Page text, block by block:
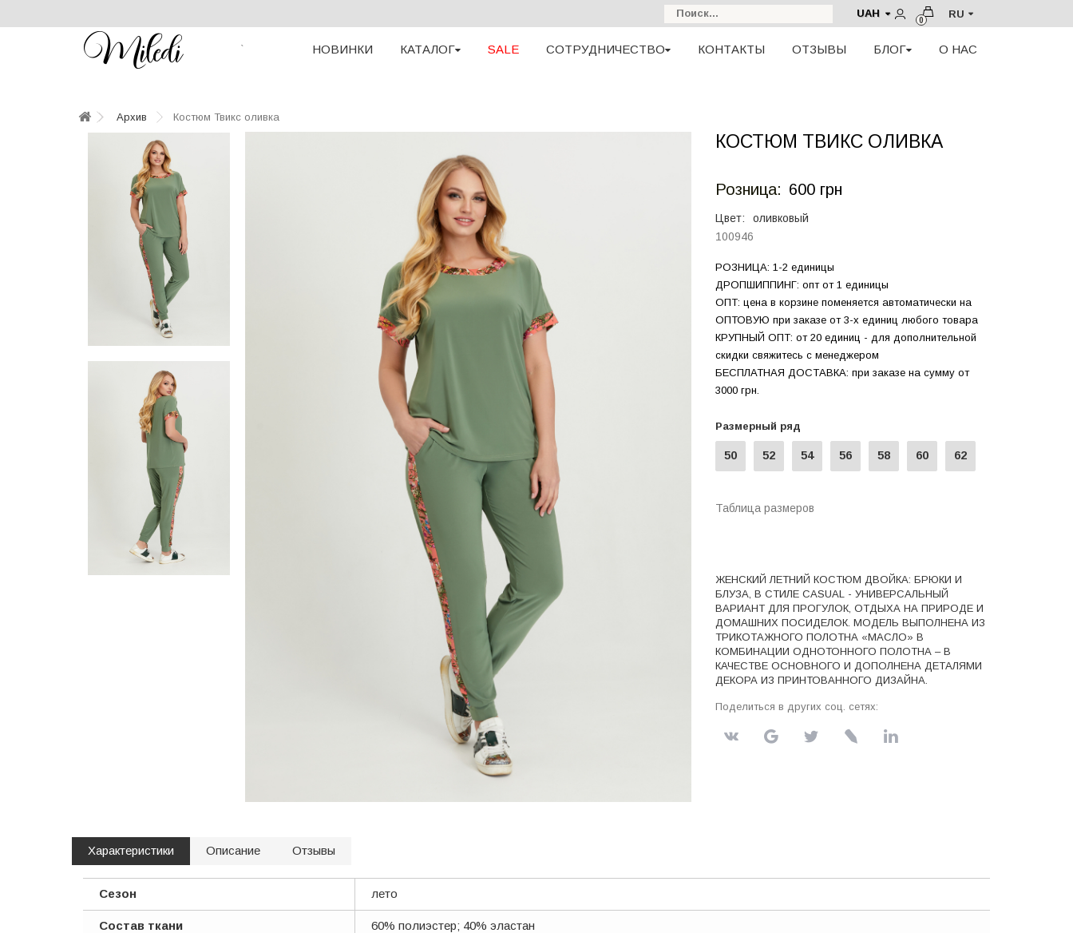
UAH RU
0
` НОВИНКИ КАТАЛОГ SALE СОТРУДНИЧЕСТВО КОНТАКТЫ ОТЗЫВЫ БЛОГ О НАС
Архив Костюм Твикс оливка
КОСТЮМ ТВИКС ОЛИВКА
Розница: 600 грн
Цвет:
оливковый
100946
РОЗНИЦА: 1-2 единицы
ДРОПШИППИНГ: опт от 1 единицы
ОПТ: цена в корзине поменяется автоматически на
ОПТОВУЮ при заказе от 3-х единиц любого товара
КРУПНЫЙ ОПТ: от 20 единиц - для дополнительной
скидки свяжитесь с менеджером
БЕСПЛАТНАЯ ДОСТАВКА: при заказе на сумму от
3000 грн.
50 52 54 56 58 60 62
Таблица размеров
ЖЕНСКИЙ ЛЕТНИЙ КОСТЮМ ДВОЙКА: БРЮКИ И
БЛУЗА, В СТИЛЕ CASUAL - УНИВЕРСАЛЬНЫЙ
ВАРИАНТ ДЛЯ ПРОГУЛОК, ОТДЫХА НА ПРИРОДЕ И
ДОМАШНИХ ПОСИДЕЛОК. МОДЕЛЬ ВЫПОЛНЕНА ИЗ
ТРИКОТАЖНОГО ПОЛОТНА «МАСЛО» В
КОМБИНАЦИИ ОДНОТОННОГО ПОЛОТНА – В
КАЧЕСТВЕ ОСНОВНОГО И ДОПОЛНЕНА ДЕТАЛЯМИ
ДЕКОРА ИЗ ПРИНТОВАННОГО ДИЗАЙНА.
Поделиться в других соц. сетях:
Характеристики Описание Отзывы
Сезон лето
Состав ткани 60% полиэстер; 40% эластан